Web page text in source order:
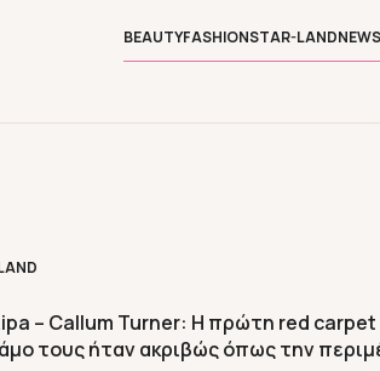
BEAUTYFASHIONSTAR-LANDNEWS
– Callum Turner: Η πρώτη red
τους ήταν ακριβώς όπως την